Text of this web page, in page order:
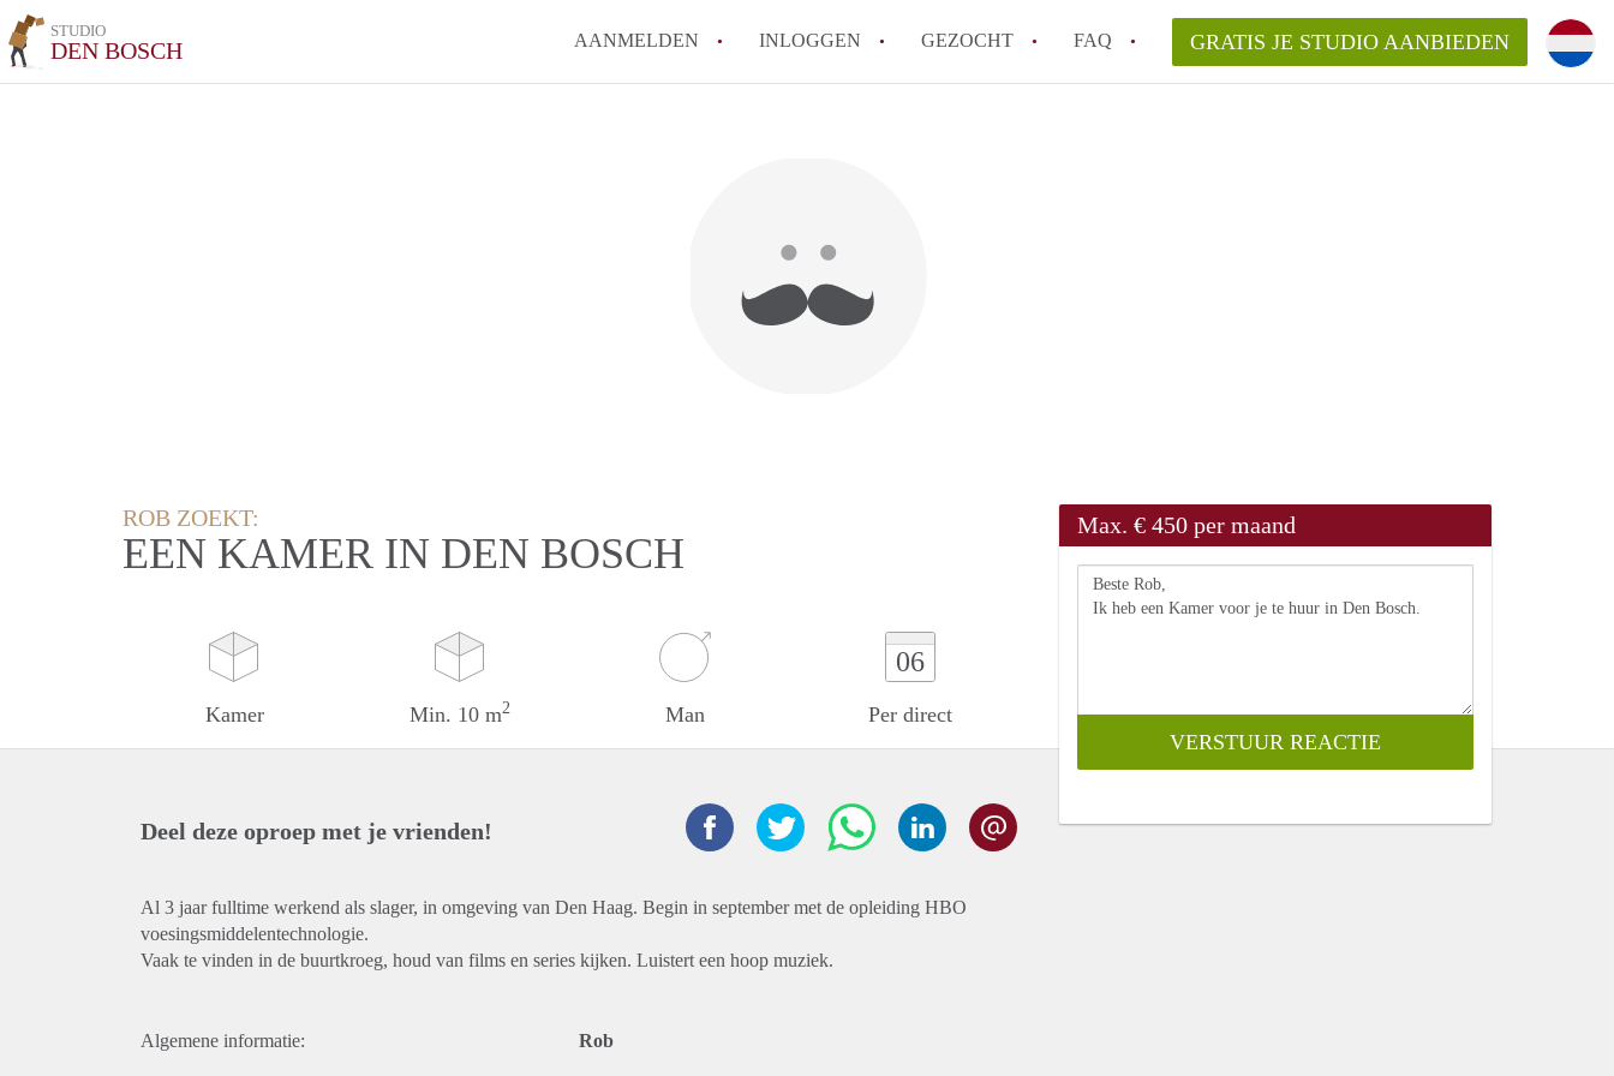
STUDIO
DEN BOSCH AANMELDEN INLOGGEN GEZOCHT FAQ
Alle veelgestelde vragen
GRATIS JE STUDIO AANBIEDEN
ROB ZOEKT:
EEN KAMER IN DEN BOSCH
Kamer Min. 10 m2 Man
06
Per direct
Max. € 450 per maand
Deel deze oproep met je vrienden!
Al 3 jaar fulltime werkend als slager, in omgeving van Den Haag. Begin in september met de opleiding HBO
voesingsmiddelentechnologie.
Vaak te vinden in de buurtkroeg, houd van films en series kijken. Luistert een hoop muziek.
Algemene informatie: Rob